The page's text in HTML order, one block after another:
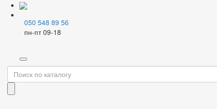
050 548 89 56
пн-пт 09-18
Главная Каталог
Алюминиевые смесители